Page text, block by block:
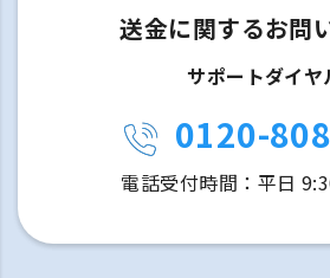
送金に関するお問
サポートダイヤ
0120-
電話受付時間：平日